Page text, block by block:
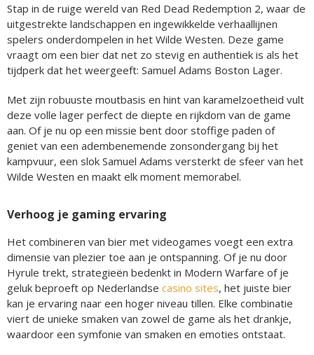
Stap in de ruige wereld van Red Dead Redemption 2, waar de
uitgestrekte landschappen en ingewikkelde verhaallijnen
spelers onderdompelen in het Wilde Westen. Deze game
vraagt om een bier dat net zo stevig en authentiek is als het
tijdperk dat het weergeeft: Samuel Adams Boston Lager.
Met zijn robuuste moutbasis en hint van karamelzoetheid vult
deze volle lager perfect de diepte en rijkdom van de game
aan. Of je nu op een missie bent door stoffige paden of
geniet van een adembenemende zonsondergang bij het
kampvuur, een slok Samuel Adams versterkt de sfeer van het
Wilde Westen en maakt elk moment memorabel.
Verhoog je gaming ervaring
Het combineren van bier met videogames voegt een extra
dimensie van plezier toe aan je ontspanning. Of je nu door
Hyrule trekt, strategieën bedenkt in Modern Warfare of je
geluk beproeft op Nederlandse casino sites, het juiste bier
kan je ervaring naar een hoger niveau tillen. Elke combinatie
viert de unieke smaken van zowel de game als het drankje,
waardoor een symfonie van smaken en emoties ontstaat.